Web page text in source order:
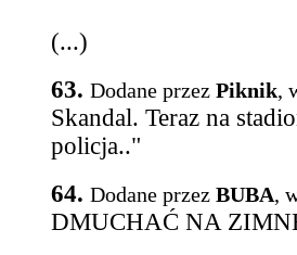
(...)
63. Dodane przez Piknik,
Skandal. Teraz na
policja.."
64. Dodane przez BUBA,
DMUCHAĆ NA